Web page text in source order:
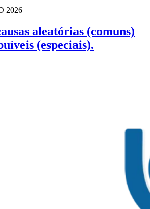
2026
aleatórias (comuns)
(especiais).